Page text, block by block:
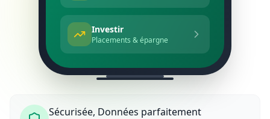
Sécurisée, Données parfaitement
Investir
Placements & épargne